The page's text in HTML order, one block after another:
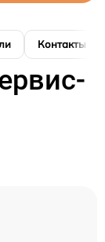
Контакты